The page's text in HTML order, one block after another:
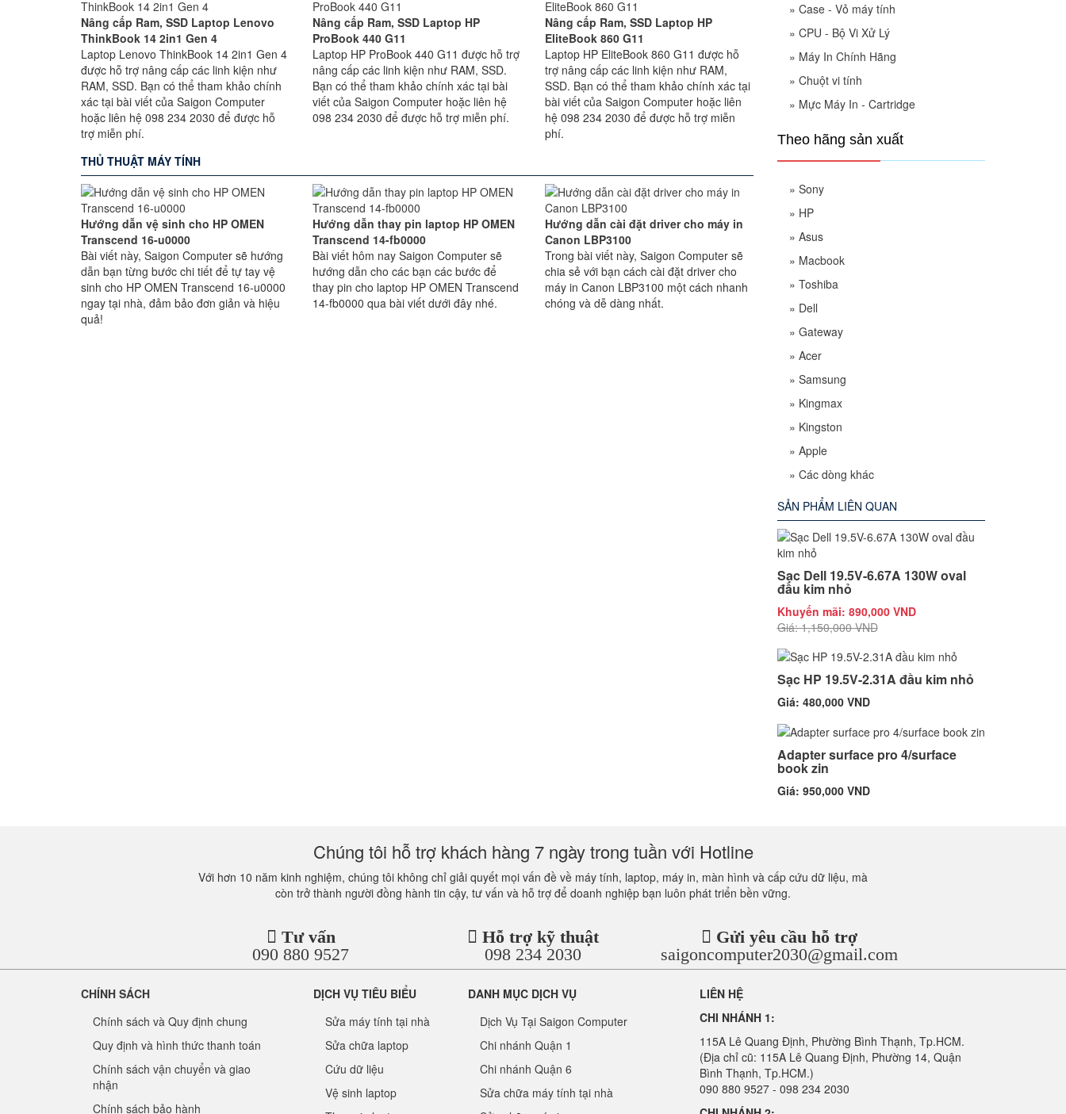
Nâng cấp Ram, SSD Laptop Lenovo
ThinkBook 14 2in1 Gen 4
Laptop Lenovo ThinkBook 14 2in1 Gen 4
được hỗ trợ nâng cấp các linh kiện như
RAM, SSD. Bạn có thể tham khảo chính
xác tại bài viết của Saigon Computer
hoặc liên hệ 098 234 2030 để được hỗ
trợ miễn phí.
Nâng cấp Ram, SSD Laptop HP
ProBook 440 G11
Laptop HP ProBook 440 G11 được hỗ trợ
nâng cấp các linh kiện như RAM, SSD.
Bạn có thể tham khảo chính xác tại bài
viết của Saigon Computer hoặc liên hệ
098 234 2030 để được hỗ trợ miễn phí.
Nâng cấp Ram, SSD Laptop HP
EliteBook 860 G11
Laptop HP EliteBook 860 G11 được hỗ
trợ nâng cấp các linh kiện như RAM,
SSD. Bạn có thể tham khảo chính xác tại
bài viết của Saigon Computer hoặc liên
hệ 098 234 2030 để được hỗ trợ miễn
phí.
THỦ THUẬT MÁY TÍNH
Hướng dẫn vệ sinh cho HP OMEN
Transcend 16-u0000
Bài viết này, Saigon Computer sẽ hướng
dẫn bạn từng bước chi tiết để tự tay vệ
sinh cho HP OMEN Transcend 16-u0000
ngay tại nhà, đảm bảo đơn giản và hiệu
quả!
Hướng dẫn thay pin laptop HP OMEN
Transcend 14-fb0000
Bài viết hôm nay Saigon Computer sẽ
hướng dẫn cho các bạn các bước để
thay pin cho laptop HP OMEN Transcend
14-fb0000 qua bài viết dưới đây nhé.
Hướng dẫn cài đặt driver cho máy in
Canon LBP3100
Trong bài viết này, Saigon Computer sẽ
chia sẻ với bạn cách cài đặt driver cho
máy in Canon LBP3100 một cách nhanh
chóng và dễ dàng nhất.
» Case - Vỏ máy tính
» CPU - Bộ Vi Xử Lý
» Máy In Chính Hãng
» Chuột vi tính
» Mực Máy In - Cartridge
Theo hãng sản xuất
» Sony
» HP
» Asus
» Macbook
» Toshiba
» Dell
» Gateway
» Acer
» Samsung
» Kingmax
» Kingston
» Apple
» Các dòng khác
SẢN PHẨM LIÊN QUAN
Sạc Dell 19.5V-6.67A 130W oval
đầu kim nhỏ
Khuyến mãi: 890,000 VND
Giá: 1,150,000 VND
Sạc HP 19.5V-2.31A đầu kim nhỏ
Giá: 480,000 VND
Adapter surface pro 4/surface
book zin
Giá: 950,000 VND
Chúng tôi hỗ trợ khách hàng 7 ngày trong tuần với Hotline
Với hơn 10 năm kinh nghiệm, chúng tôi không chỉ giải quyết mọi vấn đề về máy tính, laptop, máy in, màn hình và cấp cứu dữ liệu, mà
còn trở thành người đồng hành tin cậy, tư vấn và hỗ trợ để doanh nghiệp bạn luôn phát triển bền vững.
Tư vấn
090 880 9527
Hỗ trợ kỹ thuật
098 234 2030
Gửi yêu cầu hỗ trợ
saigoncomputer2030@gmail.com
CHÍNH SÁCH
Chính sách và Quy định chung
Quy định và hình thức thanh toán
Chính sách vận chuyển và giao
nhận
Chính sách bảo hành
DỊCH VỤ TIÊU BIỂU
Sửa máy tính tại nhà
Sửa chữa laptop
Cứu dữ liệu
Vệ sinh laptop
DANH MỤC DỊCH VỤ
Dịch Vụ Tại Saigon Computer
Chi nhánh Quận 1
Chi nhánh Quận 6
Sửa chữa máy tính tại nhà
LIÊN HỆ
CHI NHÁNH 1:
115A Lê Quang Định, Phường Bình Thạnh, Tp.HCM.
(Địa chỉ cũ: 115A Lê Quang Định, Phường 14, Quận
Bình Thạnh, Tp.HCM.)
090 880 9527 - 098 234 2030